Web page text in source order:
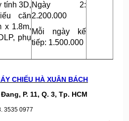
tính 3D,
căn
x 1.8m,
phụ
Ngày 2:
2.200.000
Mỗi ngày kế
tiếp: 1.500.000
CHIẾU HÀ XUÂN BÁCH
P. 11, Q. 3, Tp. HCM
3535 0977